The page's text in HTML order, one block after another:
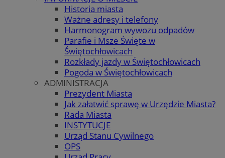
Historia miasta
Ważne adresy i telefony
Harmonogram wywozu odpadów
Parafie i Msze Święte w
Świętochłowicach
Rozkłady jazdy w Świętochłowicach
Pogoda w Świętochłowicach
ADMINISTRACJA
Prezydent Miasta
Jak załatwić sprawę w Urzędzie Miasta?
Rada Miasta
INSTYTUCJE
Urząd Stanu Cywilnego
OPS